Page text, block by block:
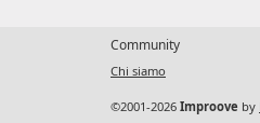
Community
Chi siamo
©2001-2026 Improove by